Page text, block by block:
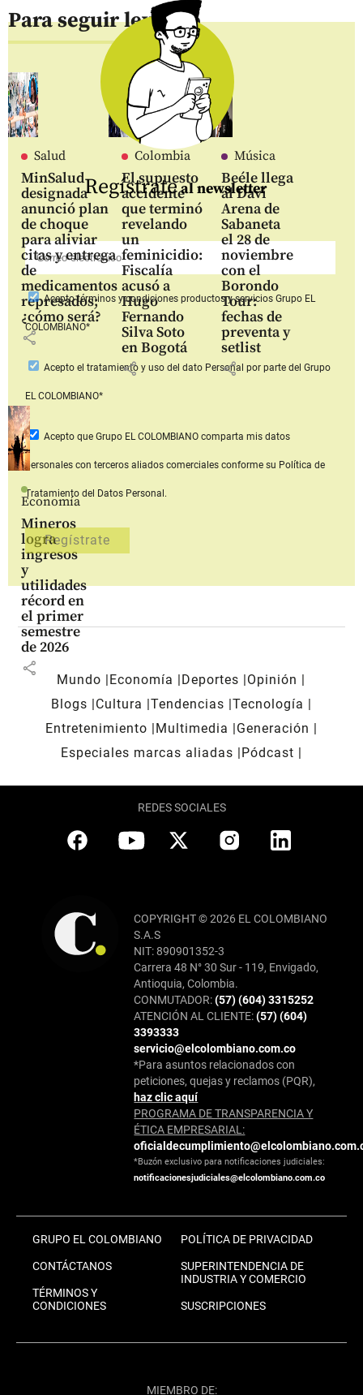
Para seguir leyendo
Salud
MinSalud
designada
anunció plan
de choque
para aliviar
citas y entrega
de
medicamentos
represados;
¿cómo será?
share
Colombia
El supuesto
accidente
que terminó
revelando
un
feminicidio:
Fiscalía
acusó a
Hugo
Fernando
Silva Soto
en Bogotá
share
Música
Beéle llega
al Davi
Arena de
Sabaneta
el 28 de
noviembre
con el
Borondo
Tour:
fechas de
preventa y
setlist
share
Economía
Mineros
logra
ingresos
y
utilidades
récord en
el primer
semestre
de 2026
share
Regístrateal newsletter
Aceptotérminos y condiciones productos y serviciosGrupo EL
COLOMBIANO*
Acepto el tratamiento y uso del dato Personal por parte del Grupo
EL COLOMBIANO*
Acepto que Grupo EL COLOMBIANOcomparta mis datos
personales con terceros aliados comerciales conforme su Política de
Tratamiento del Datos Personal.
Mundo Economía Deportes
Opinión
Blogs
Cultura Tendencias Tecnología
Entretenimiento
Multimedia
Generación
Especiales marcas aliadas
Pódcast
REDES SOCIALES
COPYRIGHT © 2026 EL COLOMBIANO
S.A.S
NIT: 890901352-3
Carrera 48 N° 30 Sur - 119, Envigado,
Antioquia, Colombia.
CONMUTADOR:(57) (604) 3315252
ATENCIÓN AL CLIENTE:(57) (604)
3393333
servicio@elcolombiano.com.co
*Para asuntos relacionados con
peticiones, quejas y reclamos (PQR),
haz clic aquí
PROGRAMA DE TRANSPARENCIA Y
ÉTICA EMPRESARIAL:
*Buzón exclusivo para notificaciones judiciales:
notificacionesjudiciales@elcolombiano.com.co
GRUPO EL COLOMBIANO
CONTÁCTANOS
TÉRMINOS Y
CONDICIONES
POLÍTICA DE PRIVACIDAD
SUPERINTENDENCIA DE
INDUSTRIA Y COMERCIO
SUSCRIPCIONES
MIEMBRO DE: